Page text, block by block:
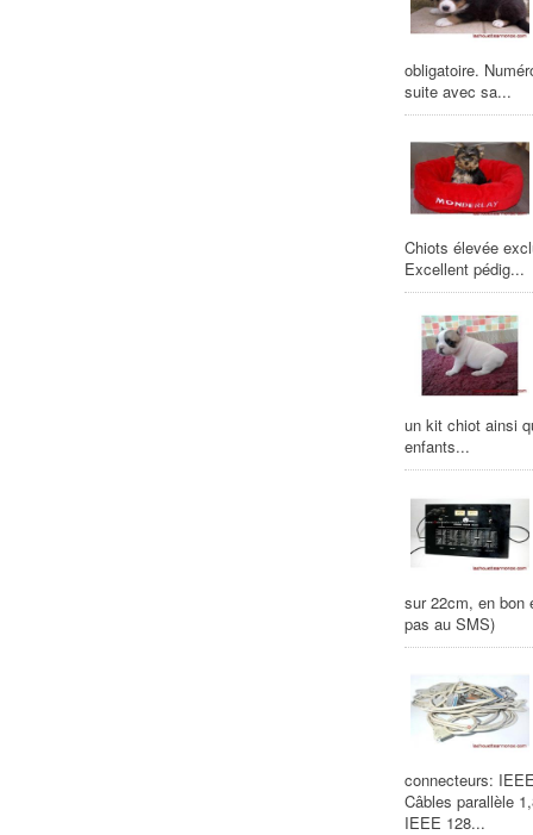
obligatoire.
suite avec sa...
Chiots élevée
Excellent pédig...
un kit chiot ainsi
enfants...
sur 22cm, en bon
pas au SMS)
connecteurs:
Câbles parallèle
IEEE 128...